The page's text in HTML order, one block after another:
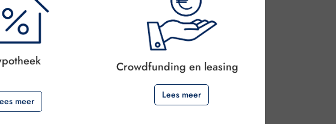
meer
Crowdfunding en leasing
Lees meer